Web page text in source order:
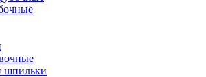
шпильки